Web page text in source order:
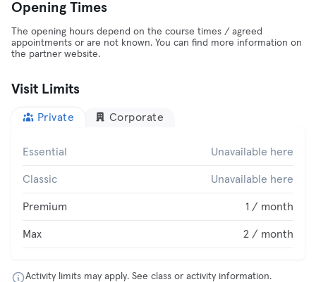
Opening Times
The opening hours depend on the course times / agreed
appointments or are not known. You can find more information on
the partner website.
Visit Limits
Private Corporate
Essential Unavailable here
Classic Unavailable here
Premium 1 / month
Max 2 / month
Activity limits may apply. See class or activity information.